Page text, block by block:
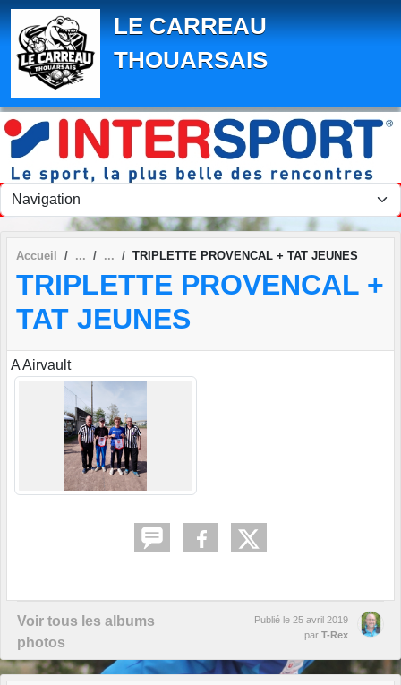
LE CARREAU
THOUARSAIS
Accueil TRIPLETTE PROVENCAL + TAT JEUNES
TRIPLETTE PROVENCAL +
TAT JEUNES
A Airvault
Voir tous les albums
photos
Publié le 25 avril 2019
par T-Rex
Panneau de gestion des cookies